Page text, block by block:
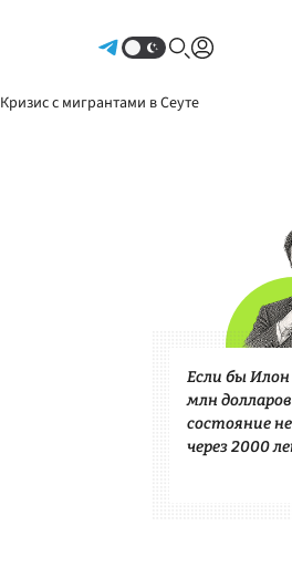
Кризис с мигрантами в Сеуте
Если бы
млн долларов
состояние
через 2000